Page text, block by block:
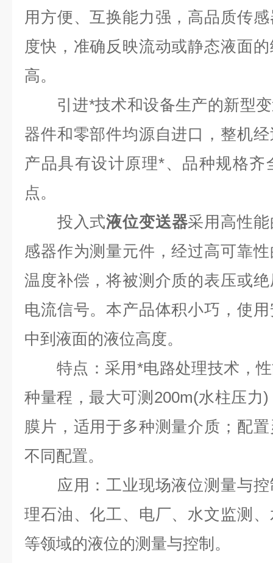
用方便、互换能力强，高品质传
度快，准确反映流动或静态液面
高。
引进*技术和设备生产的新型变
器件和零部件均源自进口，整机
产品具有设计原理*、品种规格齐
点。
投入式液位变送器采用高性
感器作为测量元件，经过高可靠
温度补偿，将被测介质的表压或
电流信号。本产品体积小巧，使
中到液面的液位高度。
特点：采用*电路处理技术，性
种量程，最大可测200m(水柱压力
膜片，适用于多种测量介质；配
不同配置。
应用：工业现场液位测量与控
理石油、化工、电厂、水文监测
等领域的液位的测量与控制。